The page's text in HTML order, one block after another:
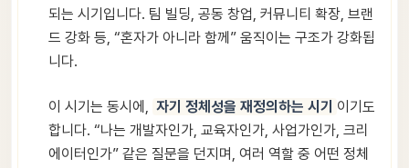
되는 시기입니다. 팀 빌딩, 공동 창업, 커뮤니티 확장, 브랜
드 강화 등, “혼자가 아니라 함께” 움직이는 구조가 강화됩
니다.
이 시기는 동시에, 자기 정체성을 재정의하는 시기 이기도
합니다. “나는 개발자인가, 교육자인가, 사업가인가, 크리
에이터인가” 같은 질문을 던지며, 여러 역할 중 어떤 정체